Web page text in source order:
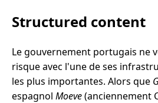
Structured content
Le gouvernement portugais ne
risque avec l'une de ses
les plus importantes. Alors que
espagnol Moeve(anciennement